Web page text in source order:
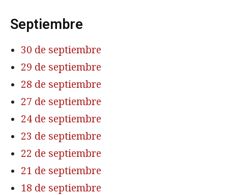
Septiembre
30 de septiembre
29 de septiembre
28 de septiembre
27 de septiembre
24 de septiembre
23 de septiembre
22 de septiembre
21 de septiembre
18 de septiembre